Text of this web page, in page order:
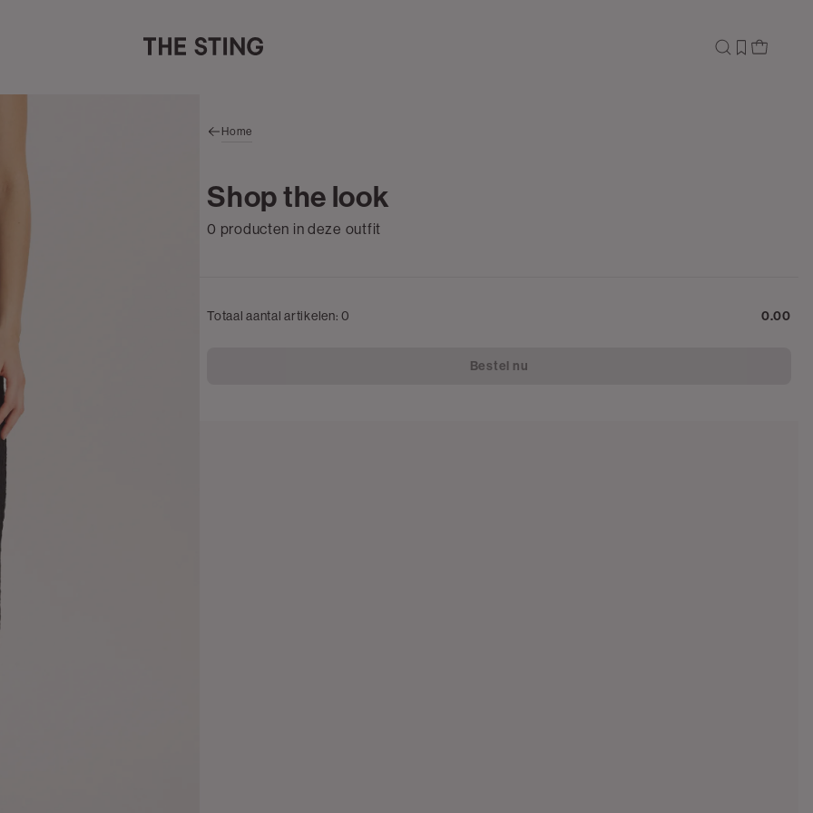
Home
Shop the look
0 producten in deze outfit
Totaal aantal artikelen:0 0.00
Bestel nu